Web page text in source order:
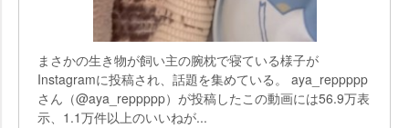
まさかの生き物が飼い主の腕枕で寝ている様子が
Instagramに投稿され、話題を集めている。 aya_reppppp
さん（@aya_reppppp）が投稿したこの動画には56.9万表
示、1.1万件以上のいいねが...